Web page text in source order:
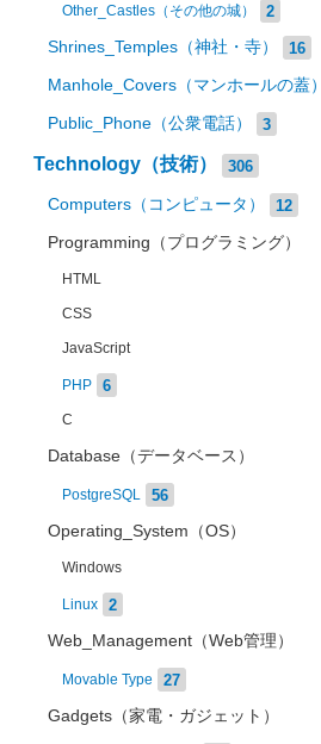
Other_Castles（その他の城） 2
Shrines_Temples（神社・寺） 16
Manhole_Covers（マンホールの蓋）
Public_Phone（公衆電話） 3
Technology（技術） 306
Computers（コンピュータ） 12
Programming（プログラミング）
HTML
CSS
JavaScript
PHP 6
C
Database（データベース）
PostgreSQL 56
Operating_System（OS）
Windows
Linux 2
Web_Management（Web管理）
Movable Type 27
Gadgets（家電・ガジェット）